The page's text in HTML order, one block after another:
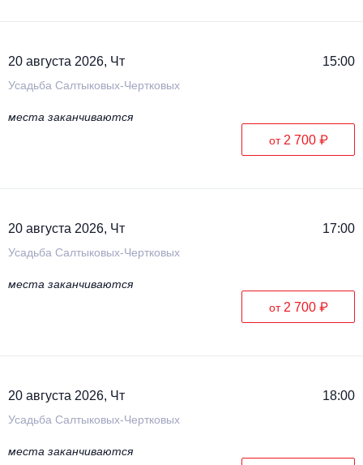
20 августа 2026, Чт 15:00
Усадьба Салтыковых-Чертковых
места заканчиваются
от 2 700 ₽
20 августа 2026, Чт 17:00
Усадьба Салтыковых-Чертковых
места заканчиваются
от 2 700 ₽
20 августа 2026, Чт 18:00
Усадьба Салтыковых-Чертковых
места заканчиваются